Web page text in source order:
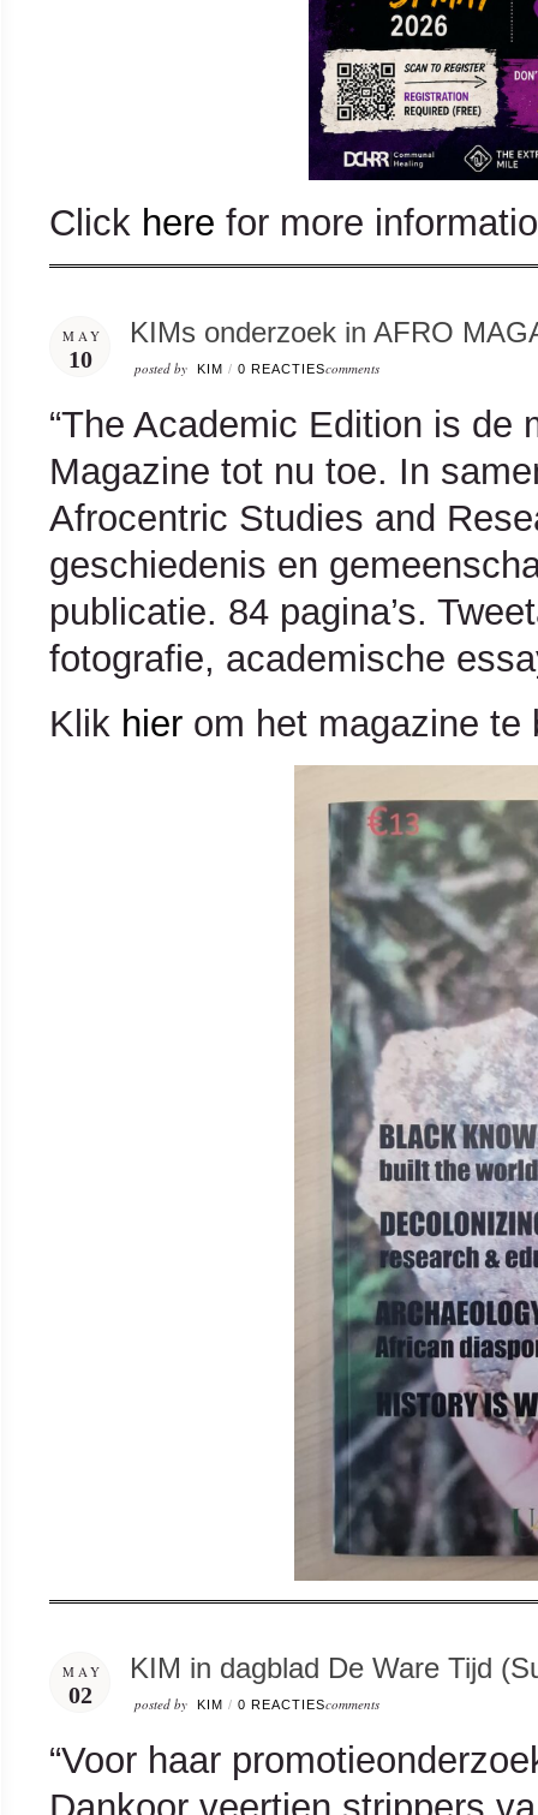
Click here for more
MAY
10
KIMs onderzoek in AFRO
posted by KIM / 0 REACTIEScomments
“The Academic Edition is de
Magazine tot nu toe. In
Afrocentric Studies and
geschiedenis en
publicatie. 84 pagina’s.
fotografie, academische
Klik hier om het magazine te
MAY
02
KIM in dagblad De Ware Tijd
posted by KIM / 0 REACTIEScomments
“Voor haar